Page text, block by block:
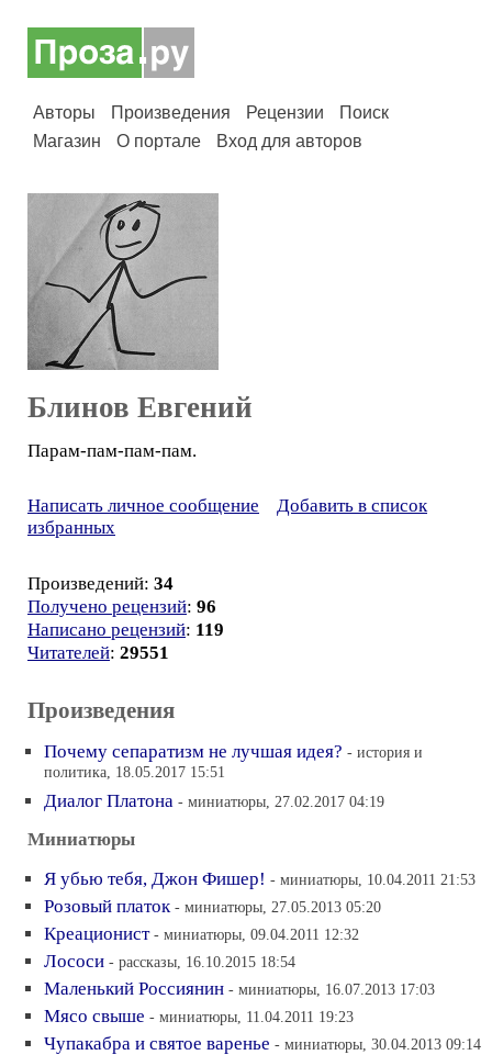
Авторы Произведения Рецензии
Поиск
Магазин
О портале Вход для авторов
Блинов Евгений
Парам-пам-пам-пам.
Написать личное сообщение
Добавить в список
избранных
Произведений: 34
Получено рецензий: 96
Написано рецензий: 119
Читателей: 29551
Произведения
Почему сепаратизм не лучшая идея? - история и
политика, 18.05.2017 15:51
Диалог Платона - миниатюры, 27.02.2017 04:19
Миниатюры
Я убью тебя, Джон Фишер! - миниатюры, 10.04.2011 21:53
Розовый платок - миниатюры, 27.05.2013 05:20
Креационист - миниатюры, 09.04.2011 12:32
Лососи - рассказы, 16.10.2015 18:54
Маленький Россиянин - миниатюры, 16.07.2013 17:03
Мясо свыше - миниатюры, 11.04.2011 19:23
Чупакабра и святое варенье - миниатюры, 30.04.2013 09:14